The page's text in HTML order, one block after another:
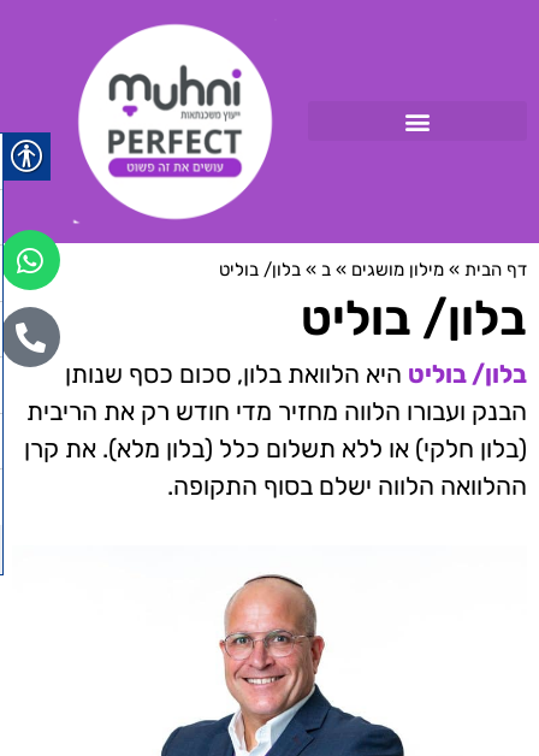
דף הבית » מילון מושגים » ב » בלון/ בוליט
בלון/ בוליט
בלון/ בוליט היא הלוואת בלון, סכום כסף שנותן
הבנק ועבורו הלווה מחזיר מדי חודש רק את הריבית
(בלון חלקי) או ללא תשלום כלל (בלון מלא). את קרן
ההלוואה הלווה ישלם בסוף התקופה.